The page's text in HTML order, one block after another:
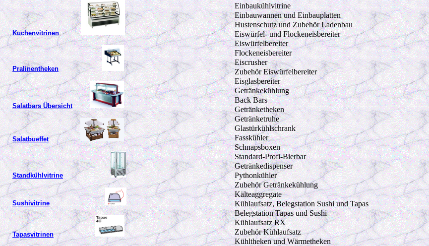
Kuchenvitrinen
Pralinentheken
Salatbars Übersicht
Salatbueffet
Standkühlvitrine
Sushivitrine
Tapasvitrinen
Einbaukühlvitrine
Einbauwannen und Einbauplatten
Hustenschutz und Zubehör Ladenbau
Eiswürfel- und Flockeneisbereiter
Eiswürfelbereiter
Flockeneisbereiter
Eiscrusher
Zubehör Eiswürfelbereiter
Eisglasbereiter
Getränkekühlung
Back Bars
Getränketheken
Getränketruhe
Glastürkühlschrank
Fasskühler
Schnapsboxen
Standard-Profi-Bierbar
Getränkedispenser
Pythonkühler
Zubehör Getränkekühlung
Kälteaggregate
Kühlaufsatz, Belegstation Sushi und Tapas
Belegstation Tapas und Sushi
Kühlaufsatz RX
Zubehör Kühlaufsatz
Kühltheken und Wärmetheken